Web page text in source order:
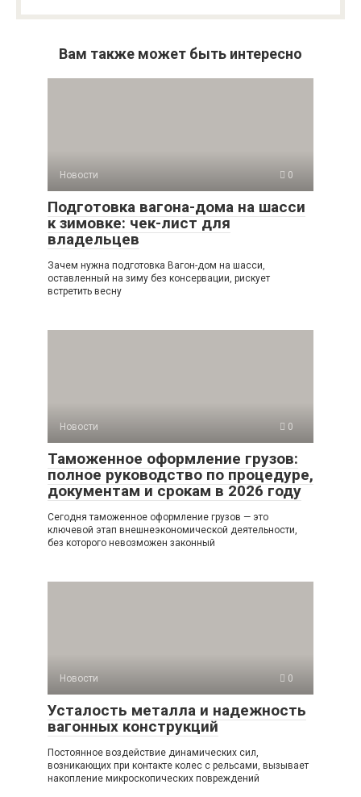
Вам также может быть интересно
Новости 0
Подготовка вагона-дома на шасси
к зимовке: чек-лист для
владельцев
Зачем нужна подготовка Вагон-дом на шасси,
оставленный на зиму без консервации, рискует
встретить весну
Новости 0
Таможенное оформление грузов:
полное руководство по процедуре,
документам и срокам в 2026 году
Сегодня таможенное оформление грузов — это
ключевой этап внешнеэкономической деятельности,
без которого невозможен законный
Новости 0
Усталость металла и надежность
вагонных конструкций
Постоянное воздействие динамических сил,
возникающих при контакте колес с рельсами, вызывает
накопление микроскопических повреждений